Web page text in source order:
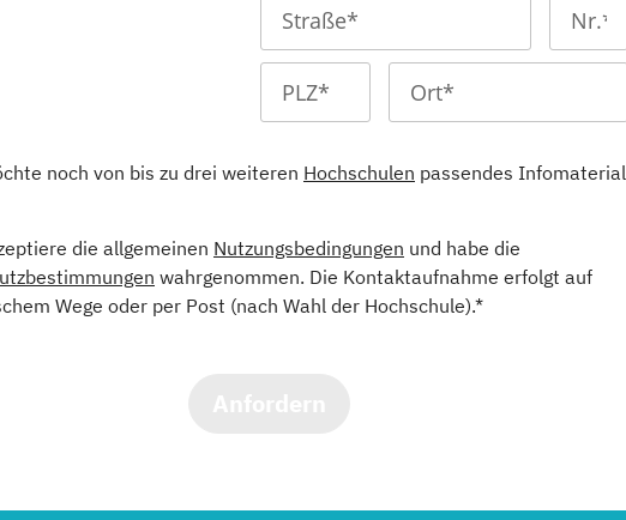
noch von bis zu drei weiteren Hochschulen passendes Infomaterial
die allgemeinen Nutzungsbedingungen und habe die
wahrgenommen. Die Kontaktaufnahme erfolgt auf
Wege oder per Post (nach Wahl der Hochschule).*